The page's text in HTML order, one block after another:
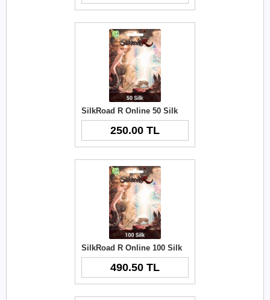
SilkRoad R Online 50 Silk
250.00 TL
SilkRoad R Online 100 Silk
490.50 TL